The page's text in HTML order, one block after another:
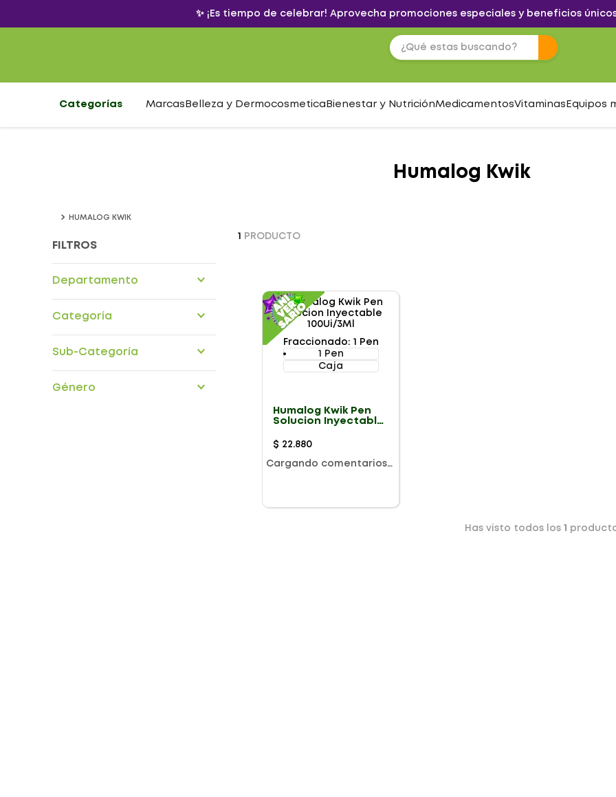
✨ ¡Es tiempo de celebrar! Aprovecha promociones especiales y beneficios
Categorías Marcas Belleza y Dermocosmetica Bienestar y NutriciónMedicamentosVitaminas Equipos
Humalog Kwik
HUMALOG KWIK
FILTROS
Departamento
Categoría
Sub-Categoría
Género
1 PRODUCTO
Fraccionado: 1 Pen
1 Pen
Caja
Humalog Kwik Pen
Solucion Inyectable
$ 22.880
Cargando comentarios…
Has visto todos los 1